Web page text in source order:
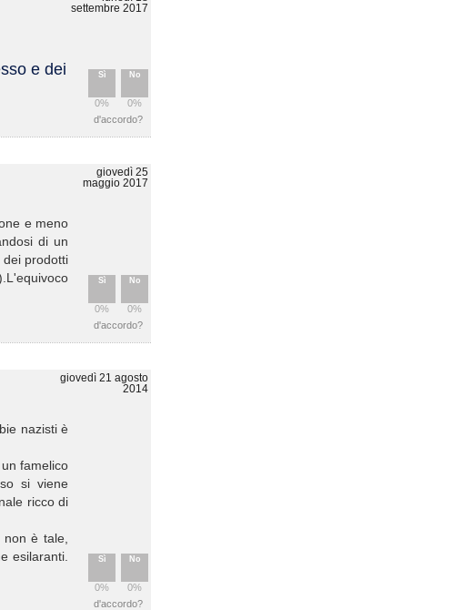
settembre 2017
Sì
0%
No
0%
e dei
d'accordo?
giovedì 25
maggio 2017
Sì
0%
No
0%
e meno
di un
prodotti
d'accordo?
giovedì 21 agosto
2014
Sì
0%
No
0%
nazisti è
famelico
si viene
ricco di
è tale,
esilaranti.
d'accordo?